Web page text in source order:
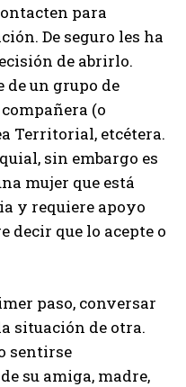
para
De seguro les ha
de abrirlo.
de un grupo de
(o
Territorial, etcétera.
sin embargo es
mujer que está
y requiere apoyo
decir que lo acepte o
paso, conversar
situación de otra.
sentirse
su amiga, madre,